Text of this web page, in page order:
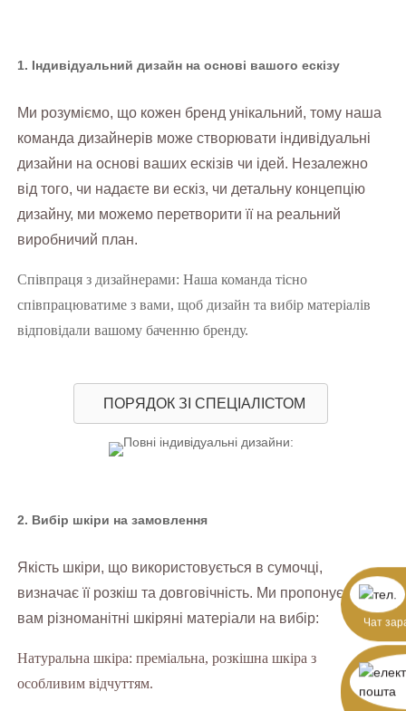
1. Індивідуальний дизайн на основі вашого ескізу
Ми розуміємо, що кожен бренд унікальний, тому наша
команда дизайнерів може створювати індивідуальні
дизайни на основі ваших ескізів чи ідей. Незалежно
від того, чи надаєте ви ескіз, чи детальну концепцію
дизайну, ми можемо перетворити її на реальний
виробничий план.
Співпраця з дизайнерами: Наша команда тісно
співпрацюватиме з вами, щоб дизайн та вибір матеріалів
відповідали вашому баченню бренду.
ПОРЯДОК ЗІ СПЕЦІАЛІСТОМ
2. Вибір шкіри на замовлення
Якість шкіри, що використовується в сумочці,
визначає її розкіш та довговічність. Ми пропонуємо
вам різноманітні шкіряні матеріали на вибір:
Натуральна шкіра: преміальна, розкішна шкіра з
особливим відчуттям.
Чат